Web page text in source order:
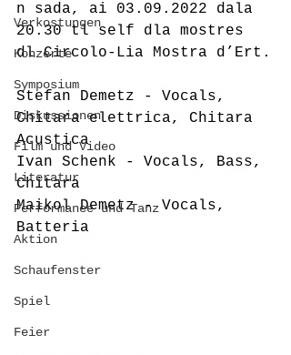
Verkostungen
Konzerte
Symposium
Diskussionen
Film und Video
Literatur
Performance und Tanz
Aktion
Schaufenster
Spiel
Feier
n sada, ai 03.09.2022 dala
20.30 tl self dla mostres
dl Circolo-Lia Mostra d’Ert.
Stefan Demetz - Vocals,
Chitara elettrica, Chitara
Acustica
Ivan Schenk - Vocals, Bass,
Chitara
Maikol Demetz - Vocals,
Batteria